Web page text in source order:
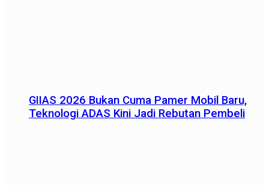
GIIAS 2026 Bukan Cuma Pamer Mobil Baru,
Teknologi ADAS Kini Jadi Rebutan Pembeli